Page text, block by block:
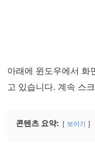
아래에 윈도우에서 화
고 있습니다. 계속 스
콘텐츠 요약: 보이기